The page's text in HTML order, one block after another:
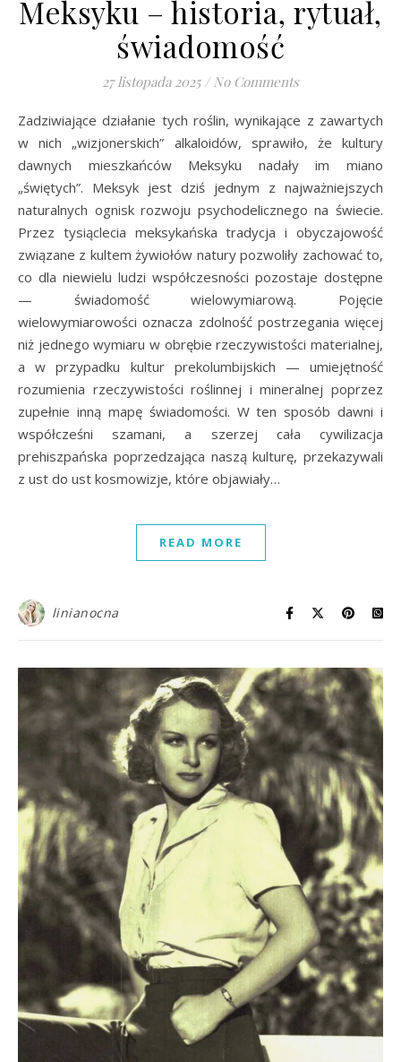
Meksyku – historia, rytuał,
świadomość
27 listopada 2025 / No Comments
Zadziwiające działanie tych roślin, wynikające z zawartych
w nich „wizjonerskich” alkaloidów, sprawiło, że kultury
dawnych mieszkańców Meksyku nadały im miano
„świętych”. Meksyk jest dziś jednym z najważniejszych
naturalnych ognisk rozwoju psychodelicznego na świecie.
Przez tysiąclecia meksykańska tradycja i obyczajowość
związane z kultem żywiołów natury pozwoliły zachować to,
co dla niewielu ludzi współczesności pozostaje dostępne
— świadomość wielowymiarową. Pojęcie
wielowymiarowości oznacza zdolność postrzegania więcej
niż jednego wymiaru w obrębie rzeczywistości materialnej,
a w przypadku kultur prekolumbijskich — umiejętność
rozumienia rzeczywistości roślinnej i mineralnej poprzez
zupełnie inną mapę świadomości. W ten sposób dawni i
współcześni szamani, a szerzej cała cywilizacja
prehiszpańska poprzedzająca naszą kulturę, przekazywali
z ust do ust kosmowizje, które objawiały…
READ MORE
linianocna